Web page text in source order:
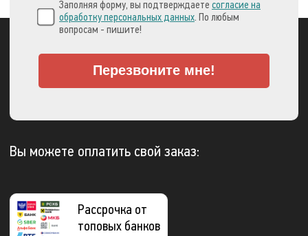
Заполняя форму, вы подтверждаете согласие на
обработку персональных данных. По любым
вопросам - пишите!
Перезвоните мне!
Вы можете оплатить свой заказ:
Рассрочка от
топовых банков